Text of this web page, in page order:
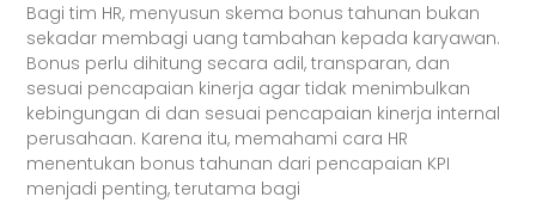
Bagi tim HR, menyusun skema bonus tahunan bukan
sekadar membagi uang tambahan kepada karyawan.
Bonus perlu dihitung secara adil, transparan, dan
sesuai pencapaian kinerja agar tidak menimbulkan
kebingungan di dan sesuai pencapaian kinerja internal
perusahaan. Karena itu, memahami cara HR
menentukan bonus tahunan dari pencapaian KPI
menjadi penting, terutama bagi